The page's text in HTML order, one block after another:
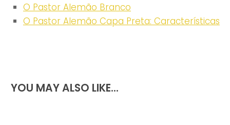
O Pastor Alemão Branco
O Pastor Alemão Capa Preta: Características
YOU MAY ALSO LIKE...